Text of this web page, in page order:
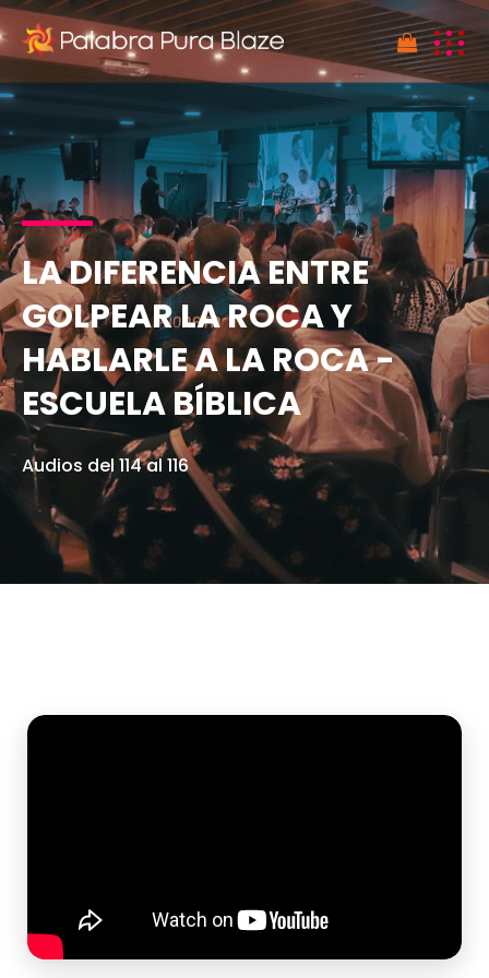
LA DIFERENCIA ENTRE
GOLPEAR LA ROCA Y
HABLARLE A LA ROCA -
ESCUELA BÍBLICA
Audios del 114 al 116